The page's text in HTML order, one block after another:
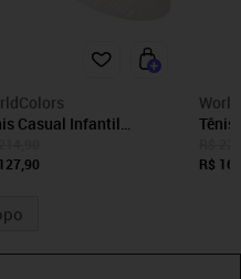
Casual Infantil
- Preto
R$